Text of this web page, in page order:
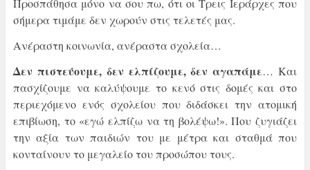
σήμερα τιμάμε δεν χωρούν στις τελετές μας.
Ανέραστη κοινωνία, ανέραστα σχολεία…
Δεν πιστεύουμε, δεν ελπίζουμε, δεν αγαπάμε… Και
πασχίζουμε να καλύψουμε το κενό στις δομές και στο
περιεχόμενο ενός σχολείου που διδάσκει την ατομική
επιβίωση, το «εγώ ελπίζω να τη βολέψω!». Που ζυγιάζει
την αξία των παιδιών του με μέτρα και σταθμά που
κονταίνουν το μεγαλείο του προσώπου τους.